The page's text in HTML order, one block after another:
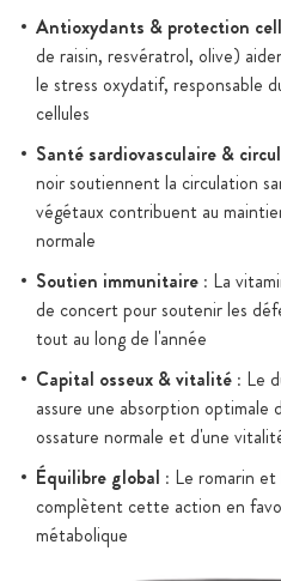
Antioxydants & protection
de raisin, resvératrol, olive)
le stress oxydatif, responsable
cellules
Santé sardiovasculaire &
noir soutiennent la circulation
végétaux contribuent au
normale
Soutien immunitaire : La
de concert pour soutenir les
tout au long de l'année
Capital osseux & vitalité : Le
assure une absorption optimale
ossature normale et d'une
Équilibre global : Le romarin et
complètent cette action en
métabolique